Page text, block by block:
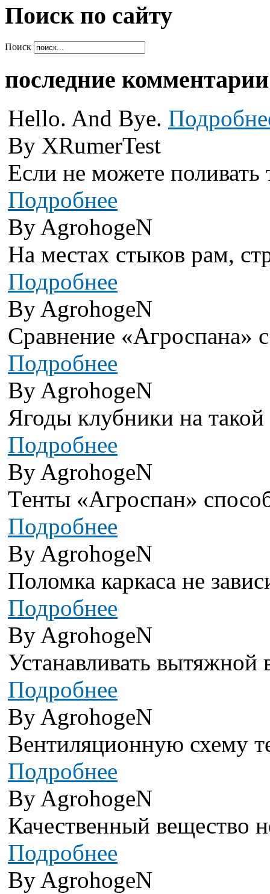
Поиcк по сайту
Поиск
последние комментарии
Hello. And Bye.
By XRumerTest
Если не можете
Подробнее
By AgrohogeN
На местах стыков рам,
Подробнее
By AgrohogeN
Сравнение «Агроспана»
Подробнее
By AgrohogeN
Ягоды клубники на такой
Подробнее
By AgrohogeN
Тенты «Агроспан»
Подробнее
By AgrohogeN
Поломка каркаса не
Подробнее
By AgrohogeN
Устанавливать вытяжной
Подробнее
By AgrohogeN
Вентиляционную схему
Подробнее
By AgrohogeN
Качественный вещество
Подробнее
By AgrohogeN